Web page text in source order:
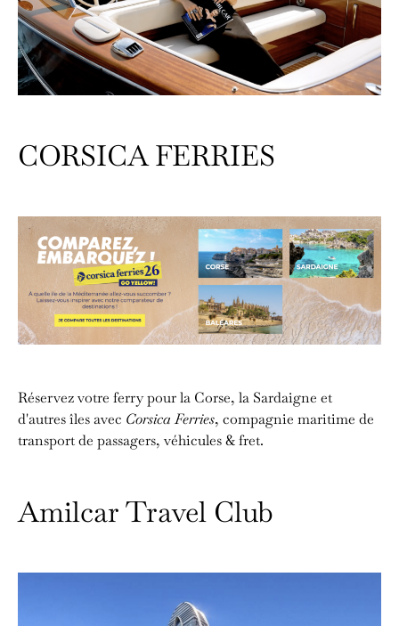
CORSICA FERRIES
Réservez votre ferry pour la Corse, la Sardaigne et
d'autres îles avec Corsica Ferries, compagnie maritime de
transport de passagers, véhicules & fret.
Amilcar Travel Club